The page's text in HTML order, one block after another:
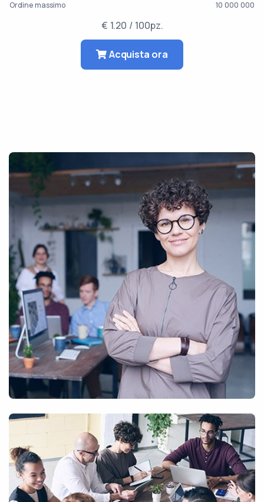
Ordine massimo 10 000 000
€ 1.20 / 100pz.
Acquista ora